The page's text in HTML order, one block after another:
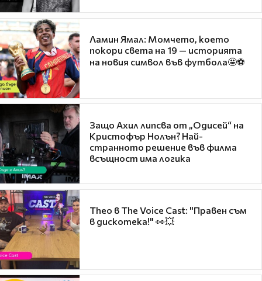
Ламин Ямал: Момчето, което
покори света на 19 — историята
на новия символ във футбола🤩⚽
Защо Ахил липсва от „Одисей“ на
Кристофър Нолън? Най-
странното решение във филма
всъщност има логика
Theo в The Voice Cast: "Правен съм
в дискотека!" 👀💥